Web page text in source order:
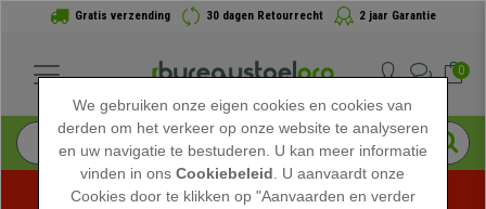
Gratis verzending 30 dagen Retourrecht 2 jaar Garantie
0
We gebruiken onze eigen cookies en cookies van
derden om het verkeer op onze website te analyseren
en uw navigatie te bestuderen. U kan meer informatie
vinden in onsCookiebeleid . U aanvaardt onze
Cookies door te klikken op "Aanvaarden en verder